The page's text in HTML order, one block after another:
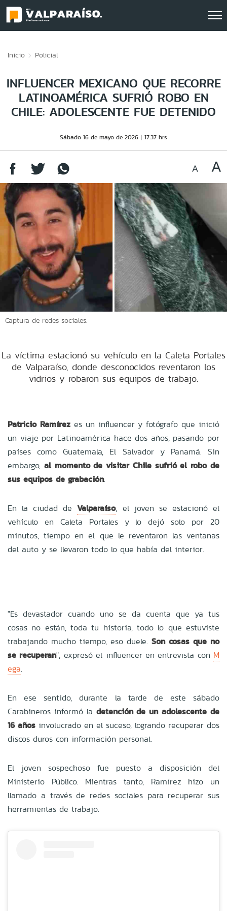
Inicio Policial
INFLUENCER MEXICANO QUE RECORRE
LATINOAMÉRICA SUFRIÓ ROBO EN
CHILE: ADOLESCENTE FUE DETENIDO
Sábado 16 de mayo de 2026 17:37 hrs
Captura de redes sociales.
La víctima estacionó su vehículo en la Caleta Portales
de Valparaíso, donde desconocidos reventaron los
vidrios y robaron sus equipos de trabajo.
Patricio Ramírezes un influencer y fotógrafo que inició
un viaje por Latinoamérica hace dos años, pasando por
países como Guatemala, El Salvador y Panamá. Sin
embargo, al momento de visitar Chile sufrió el robo de
sus equipos de grabación.
En la ciudad deValparaíso, el joven se estacionó el
vehículo en Caleta Portales y lo dejó solo por 20
minutos, tiempo en el que le reventaron las ventanas
del auto y se llevaron todo lo que había del interior.
"Es devastador cuando uno se da cuenta que ya tus
cosas no están, toda tu historia, todo lo que estuviste
trabajando mucho tiempo, eso duele. Son cosas que no
se recuperan", expresó el influencer en entrevista con M
ega.
En ese sentido, durante la tarde de este sábado
Carabineros informó la detención de un adolescente de
16 años involucrado en el suceso, logrando recuperar dos
discos duros con información personal.
El joven sospechoso fue puesto a disposición del
Ministerio Público. Mientras tanto, Ramírez hizo un
llamado a través de redes sociales para recuperar sus
herramientas de trabajo.